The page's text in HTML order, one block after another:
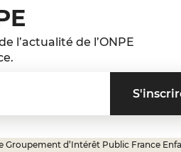
l’actualité de l’ONPE
Groupement d’Intérêt Public France